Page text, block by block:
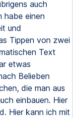
auch
habe einen
und
Tippen von zwei
Text
etwas
Belieben
die man aus
einbauen. Hier
Hier kann ich mit